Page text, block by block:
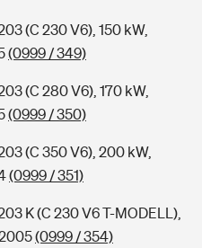
(C 230 V6), 150 kW,
(0999 / 349)
(C 280 V6), 170 kW,
(0999 / 350)
(C 350 V6), 200 kW,
(0999 / 351)
K (C 230 V6 T-MODELL),
(0999 / 354)